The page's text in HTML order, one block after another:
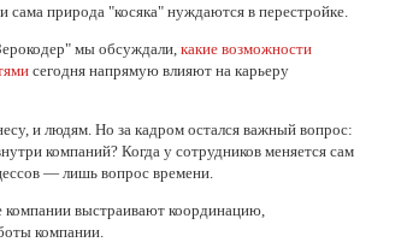
сама природа "косяка" нуждаются в перестройке.
мы обсуждали, какие возможности
сегодня напрямую влияют на карьеру
и людям. Но за кадром остался важный вопрос:
компаний? Когда у сотрудников меняется сам
— лишь вопрос времени.
компании выстраивают координацию,
компании.